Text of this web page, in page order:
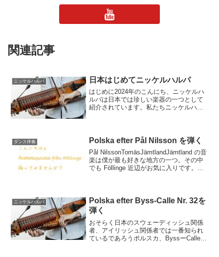
関連記事
ニッケルハルパ 日本はじめてニッケルハルパ
はじめに2024年のこんにち、ニッケルハ
ルパは日本では珍しい楽器の一つとして
紹介されています。私たちニッケルハル
た説明をすること...
ダンス伴奏 Polska efter Pål Nilsson を弾く
Pål NilssonTomäsJämtlandJämtland の音
楽は僕が最も好きな地方の一つ。その中
でも Föllinge 近辺がお気に入りです。理
ニッケルハルパ
Polska efter Byss-Calle Nr. 32を
弾く
おそらく日本のスウェーディッシュ関係
者、アイリッシュ関係者では一番知られ
ているであろうポルスカ、ByssーCalleの